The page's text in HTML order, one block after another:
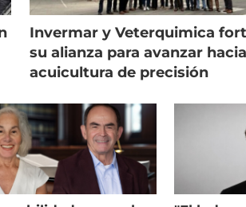
Invermar y Veterquimica
su alianza para avanzar
acuicultura de precisión